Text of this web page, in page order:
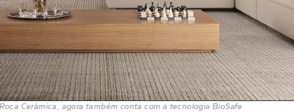
Ceràmica, agora também conta com a tecnologia BioSafe